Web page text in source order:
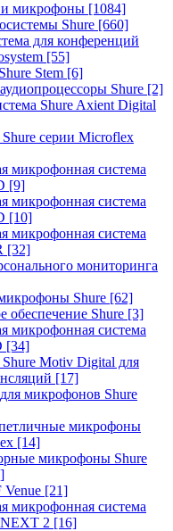
микрофоны [1084]
Shure [660]
для конференций
[55]
Stem [6]
Shure [2]
Shure Axient Digital
серии Microflex
микрофонная система
[9]
микрофонная система
[10]
микрофонная система
[32]
мониторинга
Shure [62]
обеспечение Shure [3]
микрофонная система
[34]
Motiv Digital для
[17]
микрофонов Shure
микрофоны
[14]
микрофоны Shure
[21]
микрофонная система
2 [16]